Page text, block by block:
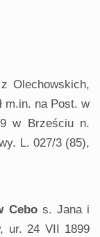
Olechowskich,
m.in. na Post. w
w Brześciu n.
L. 027/3 (85),
Cebos. Jana i
ur. 24 VII 1899